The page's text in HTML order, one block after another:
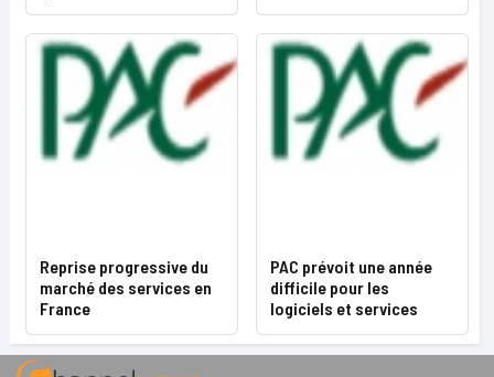
Reprise progressive du
marché des services en
France
PAC prévoit une année
difficile pour les
logiciels et services